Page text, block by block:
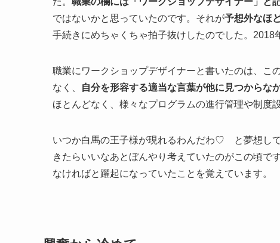
ではないかと思っていたのです。それが予想外なほ
手続きにめちゃくちゃ拍子抜けしたのでした。2018
職業にワークショップデザイナーと書いたのは、こ
なく、
自分を形容する適当な言葉が他に見つからな
ほとんどなく、様々なプログラムの進行管理や制度
いつか白馬の王子様が現れるわんだわ♡ と夢想し
きたらいいなあとぼんやり考えていたのがこの頃で
なければと躍起になっていたことを覚えています。